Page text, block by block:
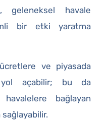
geleneksel havale
bir etki yaratma
ve piyasada
açabilir; bu da
bağlayan